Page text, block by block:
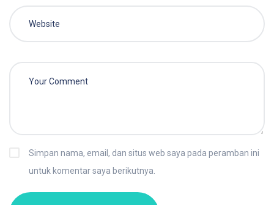
Simpan nama, email, dan situs web saya pada peramban ini
untuk komentar saya berikutnya.